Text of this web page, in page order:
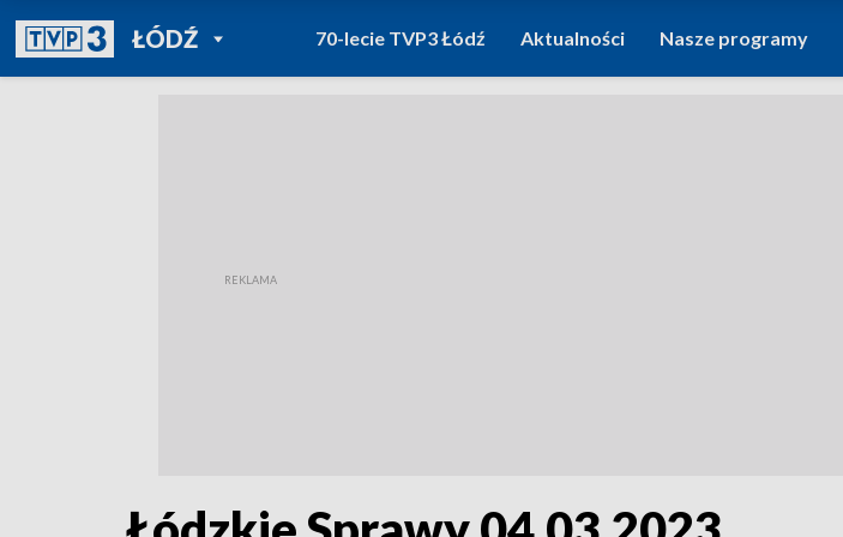
ŁÓDŹPOWRÓT DO
TVP REGIONY
70-lecie TVP3 Łódź Aktualności Nasze programy